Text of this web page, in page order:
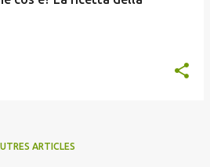
ARTICLES